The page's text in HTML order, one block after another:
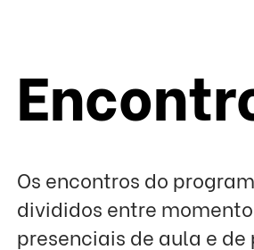
Os encontros do
divididos entre
presenciais de aula e